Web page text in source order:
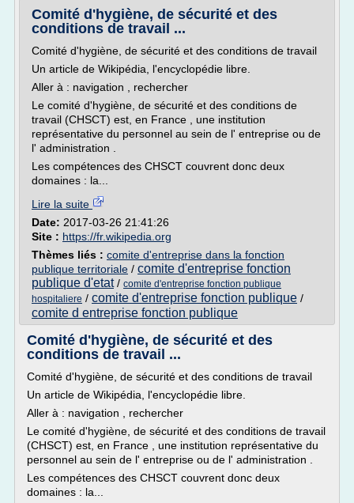
Comité d'hygiène, de sécurité et des
conditions de travail ...
Comité d'hygiène, de sécurité et des conditions de travail
Un article de Wikipédia, l'encyclopédie libre.
Aller à : navigation , rechercher
Le comité d'hygiène, de sécurité et des conditions de
travail (CHSCT) est, en France , une institution
représentative du personnel au sein de l' entreprise ou de
l' administration .
Les compétences des CHSCT couvrent donc deux
domaines : la...
Lire la suite
Date: 2017-03-26 21:41:26
Site : https://fr.wikipedia.org
Thèmes liés : comite d'entreprise dans la fonction
publique territoriale / comite d'entreprise fonction
publique d'etat/ comite d'entreprise fonction publique
hospitaliere / comite d'entreprise fonction publique /
comite d entreprise fonction publique
Comité d'hygiène, de sécurité et des
conditions de travail ...
Comité d'hygiène, de sécurité et des conditions de travail
Un article de Wikipédia, l'encyclopédie libre.
Aller à : navigation , rechercher
Le comité d'hygiène, de sécurité et des conditions de travail
(CHSCT) est, en France , une institution représentative du
personnel au sein de l' entreprise ou de l' administration .
Les compétences des CHSCT couvrent donc deux
domaines : la...